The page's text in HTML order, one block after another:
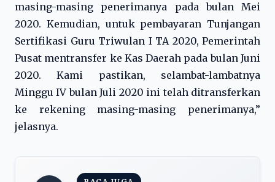
masing-masing penerimanya pada bulan Mei
2020. Kemudian, untuk pembayaran Tunjangan
Sertifikasi Guru Triwulan I TA 2020, Pemerintah
Pusat mentransfer ke Kas Daerah pada bulan Juni
2020. Kami pastikan, selambat-lambatnya
Minggu IV bulan Juli 2020 ini telah ditransferkan
ke rekening masing-masing penerimanya,”
jelasnya.